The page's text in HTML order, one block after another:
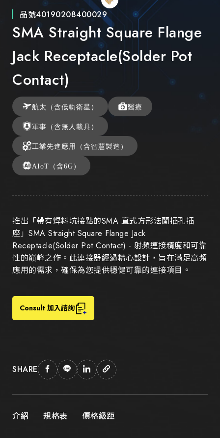
品號40190208400029
SMA Straight Square Flange
Jack Receptacle(Solder Pot
Contact)
航太（含低軌衛星） 醫療
軍事（含無人載具）
工業先進應用（含智慧製造）
AIoT（含6G）
推出「帶有焊料坑接點的SMA 直式方形法蘭插孔插
座」SMA Straight Square Flange Jack
Receptacle(Solder Pot Contact) - 射頻連接精度和可靠
性的巔峰之作。此連接器經過精心設計，旨在滿足高頻
應用的需求，確保為您提供穩健可靠的連接項目。
Consult 加入諮詢
SHARE
介紹 規格表 價格級距